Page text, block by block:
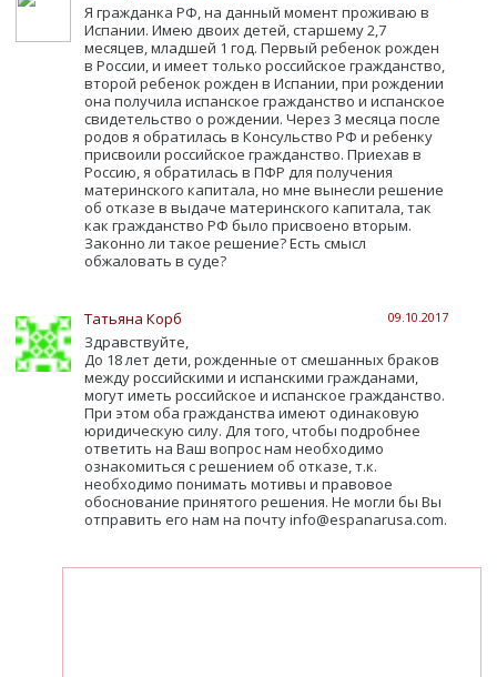
Я гражданка РФ, на данный момент проживаю в
Испании. Имею двоих детей, старшему 2,7
месяцев, младшей 1 год. Первый ребенок рожден
в России, и имеет только российское гражданство,
второй ребенок рожден в Испании, при рождении
она получила испанское гражданство и испанское
свидетельство о рождении. Через 3 месяца после
родов я обратилась в Консульство РФ и ребенку
присвоили российское гражданство. Приехав в
Россию, я обратилась в ПФР для получения
материнского капитала, но мне вынесли решение
об отказе в выдаче материнского капитала, так
как гражданство РФ было присвоено вторым.
Законно ли такое решение? Есть смысл
обжаловать в суде?
Татьяна Корб 09.10.2017
Здравствуйте,
До 18 лет дети, рожденные от смешанных браков
между российскими и испанскими гражданами,
могут иметь российское и испанское гражданство.
При этом оба гражданства имеют одинаковую
юридическую силу. Для того, чтобы подробнее
ответить на Ваш вопрос нам необходимо
ознакомиться с решением об отказе, т.к.
необходимо понимать мотивы и правовое
обоснование принятого решения. Не могли бы Вы
отправить его нам на почту info@espanarusa.com.